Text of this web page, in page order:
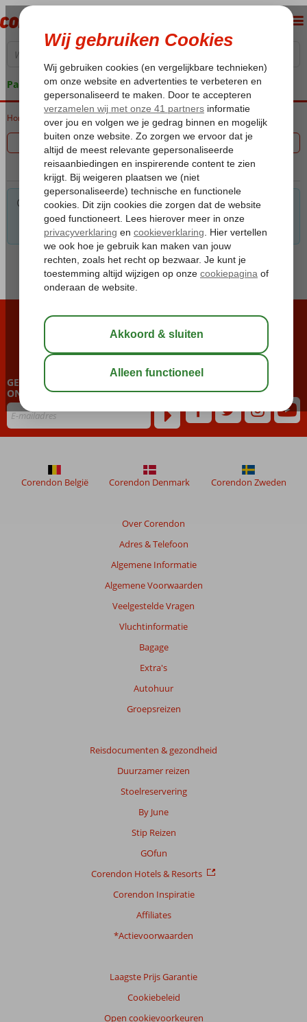
Pakketgarantie
Home Vakantie reizen
Filter 0 aanbiedingen
Voor de gekozen criteria hebben we helaas geen
mogelijkheden. Tip: verwijder een of meerdere criteria om toch
mogelijkheden te vinden.
BEL NU ONS CONTACT CENTER
023 751 06 06
GEPERSONALISEERDE NIEUWSBRIEF
ONTVANGEN?
Over Corendon
Adres & Telefoon
Algemene Informatie
Algemene Voorwaarden
Veelgestelde Vragen
Vluchtinformatie
Bagage
Extra's
Autohuur
Groepsreizen
Reisdocumenten & gezondheid
Duurzamer reizen
Stoelreservering
By June
Stip Reizen
GOfun
Corendon Hotels & Resorts
Corendon Inspiratie
Affiliates
*Actievoorwaarden
Laagste Prijs Garantie
Cookiebeleid
Open cookievoorkeuren
Corendon België Corendon Denmark Corendon Zweden